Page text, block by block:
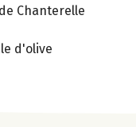
Chanterelle
d'olive